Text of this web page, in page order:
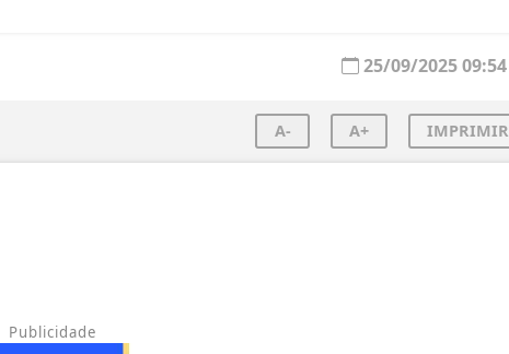
25/09/2025 09:54
A- A+ IMPRIMIR
Publicidade